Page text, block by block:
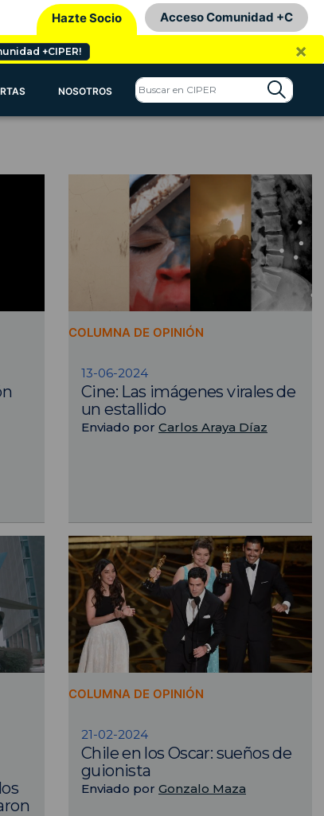
Hazte Socio Acceso Comunidad +C
+CIPER! ×
NOSOTROS
COLUMNA DE OPINIÓN
13-06-2024
Cine: Las imágenes virales de
un estallido
Enviado por Carlos Araya Díaz
COLUMNA DE OPINIÓN
21-02-2024
Chile en los Oscar: sueños de
guionista
Enviado por Gonzalo Maza